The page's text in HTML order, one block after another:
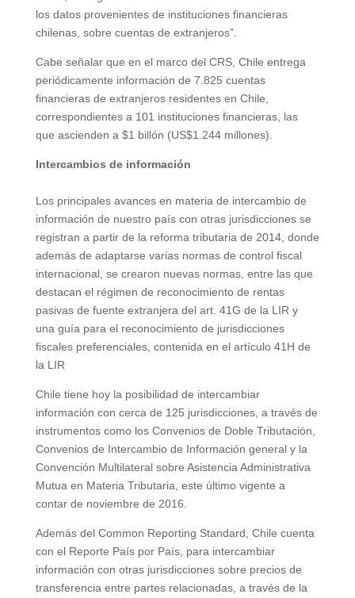
los datos provenientes de instituciones financieras
chilenas, sobre cuentas de extranjeros”.
Cabe señalar que en el marco del CRS, Chile entrega
periódicamente información de 7.825 cuentas
financieras de extranjeros residentes en Chile,
correspondientes a 101 instituciones financieras, las
que ascienden a $1 billón (US$1.244 millones).
Intercambios de información
Los principales avances en materia de intercambio de
información de nuestro país con otras jurisdicciones se
registran a partir de la reforma tributaria de 2014, donde
además de adaptarse varias normas de control fiscal
internacional, se crearon nuevas normas, entre las que
destacan el régimen de reconocimiento de rentas
pasivas de fuente extranjera del art. 41G de la LIR y
una guía para el reconocimiento de jurisdicciones
fiscales preferenciales, contenida en el artículo 41H de
la LIR
Chile tiene hoy la posibilidad de intercambiar
información con cerca de 125 jurisdicciones, a través de
instrumentos como los Convenios de Doble Tributación,
Convenios de Intercambio de Información general y la
Convención Multilateral sobre Asistencia Administrativa
Mutua en Materia Tributaria, este último vigente a
contar de noviembre de 2016.
Además del Common Reporting Standard, Chile cuenta
con el Reporte País por País, para intercambiar
información con otras jurisdicciones sobre precios de
transferencia entre partes relacionadas, a través de la